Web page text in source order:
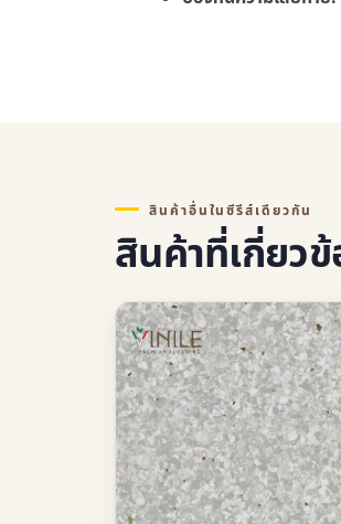
สินค้าอื่นในซีรีส์เดียวกัน
สินค้าที่เกี่ยว